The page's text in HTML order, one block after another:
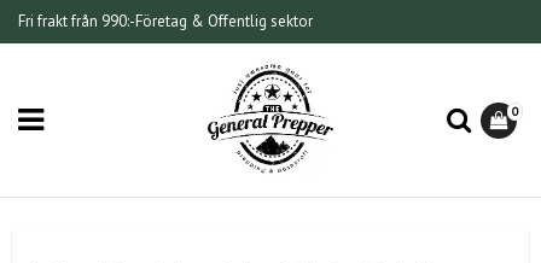
Fri frakt från 990:-Företag & Offentlig sektor
0